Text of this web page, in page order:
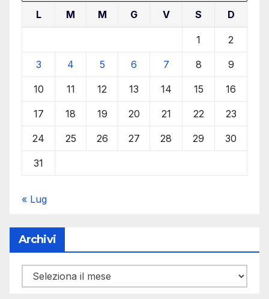
L M M G V S D
1 2
3 4 5 6 7 8 9
10 11 12 13 14 15 16
17 18 19 20 21 22 23
24 25 26 27 28 29 30
31
« Lug
Archivi
Archivi